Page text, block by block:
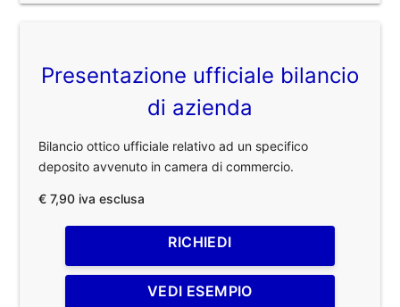
Presentazione ufficiale bilancio
di azienda
Bilancio ottico ufficiale relativo ad un specifico
deposito avvenuto in camera di commercio.
€ 7,90 iva esclusa
RICHIEDI
VEDI ESEMPIO